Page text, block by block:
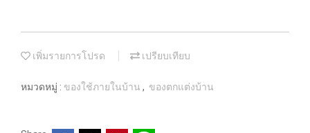
เพิ่มรายการโปรด เปรียบเทียบ
หมวดหมู่ : ของใช้ภายในบ้าน , ของตกแต่งบ้าน